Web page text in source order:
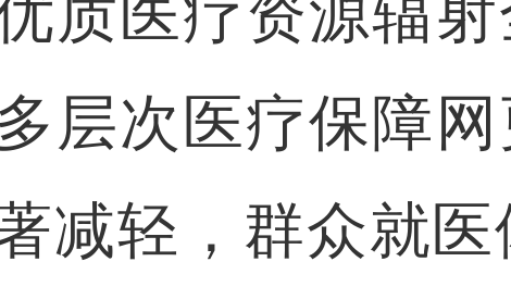
质医疗资源辐射
层次医疗保障
减轻，‍群众就‍医